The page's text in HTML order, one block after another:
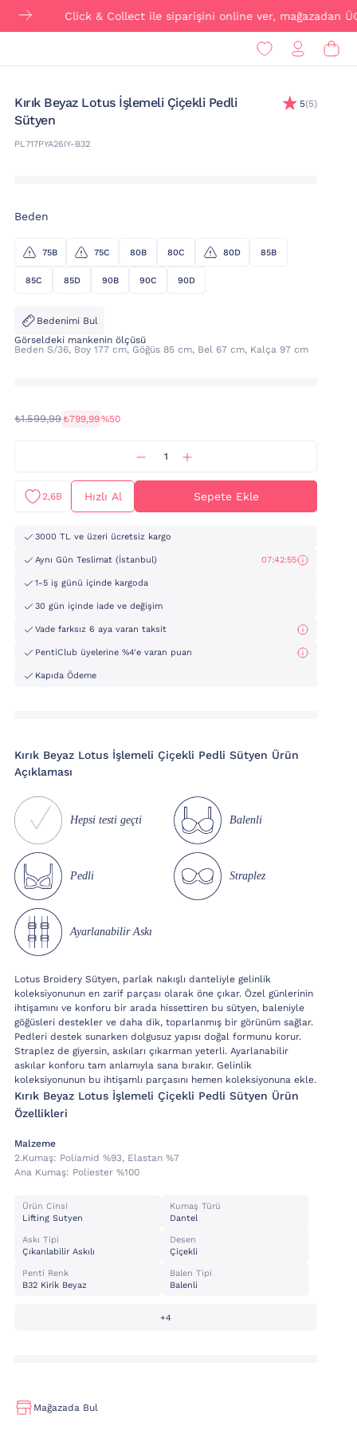
Click & Collect ile siparişini online ver, mağazadan ÜCRETSİZ
Kırık Beyaz Lotus İşlemeli Çiçekli Pedli
Sütyen
PL717PYA26IY-B32
5(5)
Beden
75B 75C 80B 80C 80D 85B
85C 85D 90B 90C 90D
Bedenimi Bul
Görseldeki mankenin ölçüsü
Beden S/36, Boy 177 cm, Göğüs 85 cm, Bel 67 cm, Kalça 97 cm
₺1.599,99 ₺799,99%50
2,6B Hızlı Al Sepete Ekle
3000 TL ve üzeri ücretsiz kargo
Aynı Gün Teslimat (İstanbul) 07:42:54
1-5 iş günü içinde kargoda
30 gün içinde iade ve değişim
Vade farksız 6 aya varan taksit
PentiClub üyelerine %4'e varan puan
Kapıda Ödeme
Kırık Beyaz Lotus İşlemeli Çiçekli Pedli Sütyen Ürün
Açıklaması
Hepsi testi geçti Balenli
Pedli Straplez
Ayarlanabilir Askı
Lotus Broidery Sütyen, parlak nakışlı danteliyle gelinlik
koleksiyonunun en zarif parçası olarak öne çıkar. Özel günlerinin
ihtişamını ve konforu bir arada hissettiren bu sütyen, baleniyle
göğüsleri destekler ve daha dik, toparlanmış bir görünüm sağlar.
Pedleri destek sunarken dolgusuz yapısı doğal formunu korur.
Straplez de giyersin, askıları çıkarman yeterli. Ayarlanabilir
askılar konforu tam anlamıyla sana bırakır. Gelinlik
koleksiyonunun bu ihtişamlı parçasını hemen koleksiyonuna ekle.
Kırık Beyaz Lotus İşlemeli Çiçekli Pedli Sütyen Ürün
Özellikleri
Malzeme
2.kumaş: Poli̇ami̇d %93, Elastan %7
Ana Kumaş: Poli̇ester %100
Ürün Cinsi
Lifting Sutyen
Kumaş Türü
Dantel
Askı Tipi
Çıkarılabilir Askılı
Desen
Çiçekli
Penti Renk
B32 Kirik Beyaz
Balen Tipi
Balenli
+4
Mağazada Bul